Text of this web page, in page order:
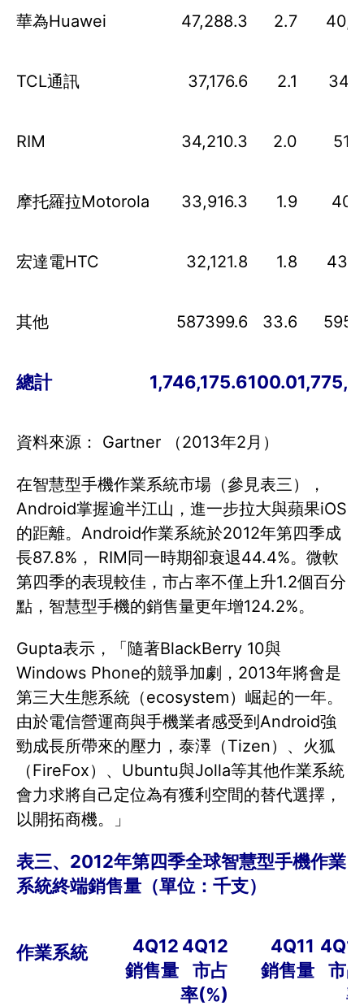
華為Huawei 47,288.3 2.7
TCL通訊 37,176.6 2.1
RIM 34,210.3 2.0
摩托羅拉Motorola 33,916.3 1.9
宏達電HTC 32,121.8 1.8
其他 587399.6 33.6
總計 1,746,175.6100.0
資料來源： Gartner （2013年2月）
在智慧型手機作業系統市場（參見表三），
Android掌握逾半江山，進一步拉大與蘋果iOS
的距離。Android作業系統於2012年第四季成
長87.8%， RIM同一時期卻衰退44.4%。微軟
第四季的表現較佳，市占率不僅上升1.2個百分
點，智慧型手機的銷售量更年增124.2%。
Gupta表示，「隨著BlackBerry 10與
Windows Phone的競爭加劇，2013年將會是
第三大生態系統（ecosystem）崛起的一年。
由於電信營運商與手機業者感受到Android強
勁成長所帶來的壓力，泰澤（Tizen）、火狐
（FireFox）、Ubuntu與Jolla等其他作業系統
會力求將自己定位為有獲利空間的替代選擇，
以開拓商機。」
表三、 2012年第四季全球智慧型手機作業
系統終端銷售量（單位：千支）
作業系統
4Q12
銷售量
4Q12
市占
率(%)
4Q11
銷售量
4Q11
市占
率